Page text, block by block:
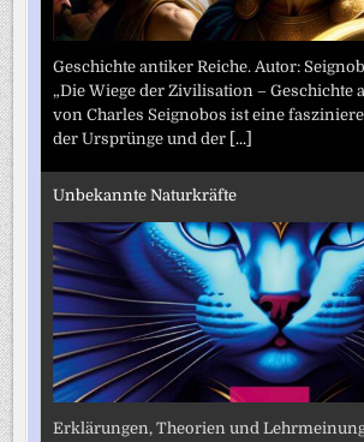
Geschichte antiker Reiche. Autor:
„Die Wiege der Zivilisation – Geschichte
von Charles Seignobos ist eine
der Ursprünge und der [...]
Unbekannte Naturkräfte
Erklärungen, Theorien und